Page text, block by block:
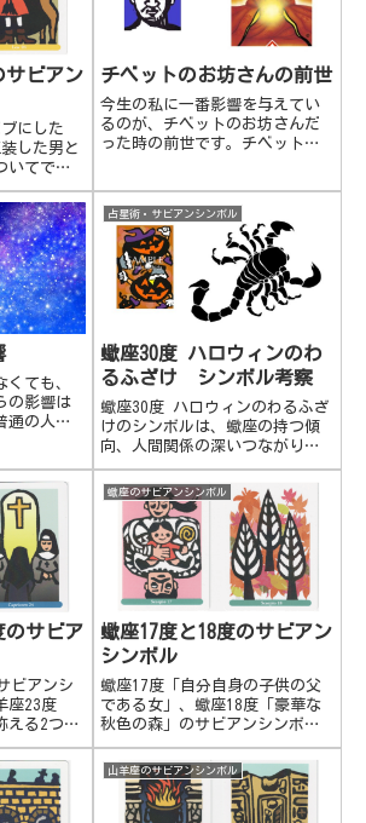
サビアン
にした
した男と
いてで
ボブにし
自分を好
ピールす
を言い、
ち出す。
チベットのお坊さんの前世
今生の私に一番影響を与えてい
るのが、チベットのお坊さんだ
った時の前世です。チベット仲
くても、
の影響は
通の人で
。占星術
ても、私
ます。
占星術・サビアンシンボル
蠍座30度 ハロウィンのわ
るふざけ シンボル考察
蠍座30度 ハロウィンのわるふざ
けのシンボルは、蠍座の持つ傾
向、人間関係の深いつながりで
深刻になったり、重くなるよう
なところを、ホラー的にあえて
茶化してパロディ化して、そこ
から抜けていくというシンボ
ル。蠍座30度 ハロウィンのわる
ふざけのシンボル考察。私自身
の体験。
のサビア
ビアンシ
座23度
える2つの
い視野で
たり、自
りもしな
持つ。成
蠍座のサビアンシンボル
蠍座17度と18度のサビアン
シンボル
蠍座17度「自分自身の子供の父
である女」、蠍座18度「豪華な
秋色の森」のサビアンシンボル
についてです。蠍座17度 自分
自身の子供の父である女何かが
自分の中で育ち、生まれ変わっ
ていく様子。男性性と女性性が
山羊座のサビアンシンボル